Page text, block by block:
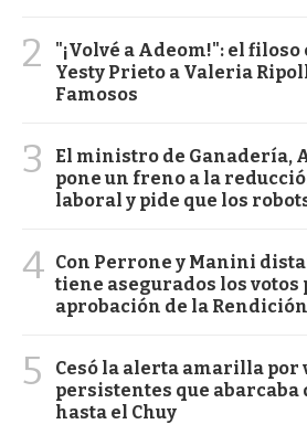
2
"¡Volvé a Adeom!": el
Yesty Prieto a Valeria
Famosos
3
El ministro de Ganadería,
pone un freno a la
laboral y pide que los
4 Con Perrone y Manini
tiene asegurados los votos
aprobación de la
5
Cesó la alerta amarilla por
persistentes que abarcaba
hasta el Chuy